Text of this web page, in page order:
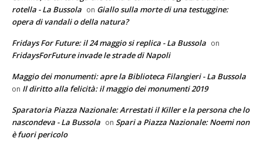
rotella - La Bussola on Giallo sulla morte di una testuggine:
opera di vandali o della natura?
Fridays For Future: il 24 maggio si replica - La Bussola on
FridaysForFuture invade le strade di Napoli
Maggio dei monumenti: apre la Biblioteca Filangieri - La Bussola
on Il diritto alla felicità: il maggio dei monumenti 2019
Sparatoria Piazza Nazionale: Arrestati il Killer e la persona che lo
nascondeva - La Bussola on Spari a Piazza Nazionale: Noemi non
è fuori pericolo